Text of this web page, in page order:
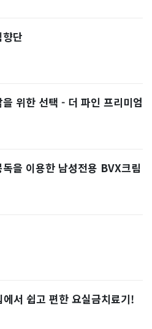
단
위한 선택 - 더 파인 프리미엄
을 이용한 남성전용 BVX크림
서 쉽고 편한 요실금치료기!